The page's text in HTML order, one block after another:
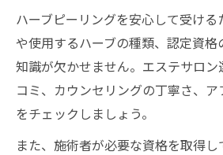
ハーブピーリングを安心して受け
や使用するハーブの種類、認定資格
知識が欠かせません。エステサロ
コミ、カウンセリングの丁寧さ、
をチェックしましょう。
また、施術者が必要な資格を取得